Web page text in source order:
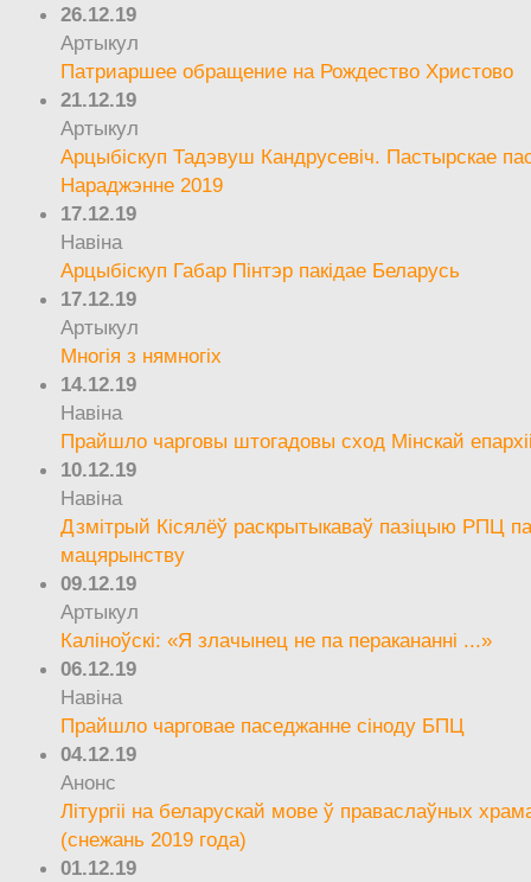
26.12.19
Артыкул
Патриаршее обращение на Рождество Христово
21.12.19
Артыкул
Арцыбіскуп Тадэвуш Кандрусевіч. Пастырскае
Нараджэнне 2019
17.12.19
Навіна
Арцыбіскуп Габар Пінтэр пакідае Беларусь
17.12.19
Артыкул
Многія з нямногіх
14.12.19
Навіна
Прайшло чарговы штогадовы сход Мінскай
10.12.19
Навіна
Дзмітрый Кісялёў раскрытыкаваў пазіцыю РПЦ
мацярынству
09.12.19
Артыкул
Каліноўскі: «Я злачынец не па перакананні ...»
06.12.19
Навіна
Прайшло чарговае паседжанне сіноду БПЦ
04.12.19
Анонс
Літургіі на беларускай мове ў праваслаўных
(снежань 2019 года)
01.12.19